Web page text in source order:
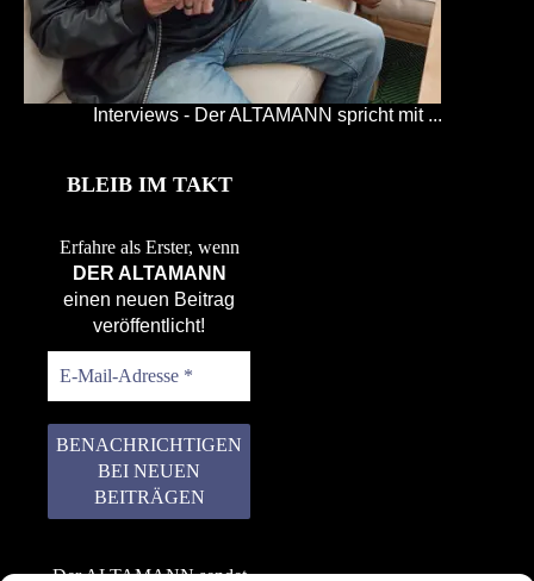
Interviews - Der ALTAMANN spricht mit ...
BLEIB IM TAKT
Erfahre als Erster, wenn
DER ALTAMANN
einen neuen Beitrag
veröffentlicht!
Der ALTAMANN sendet